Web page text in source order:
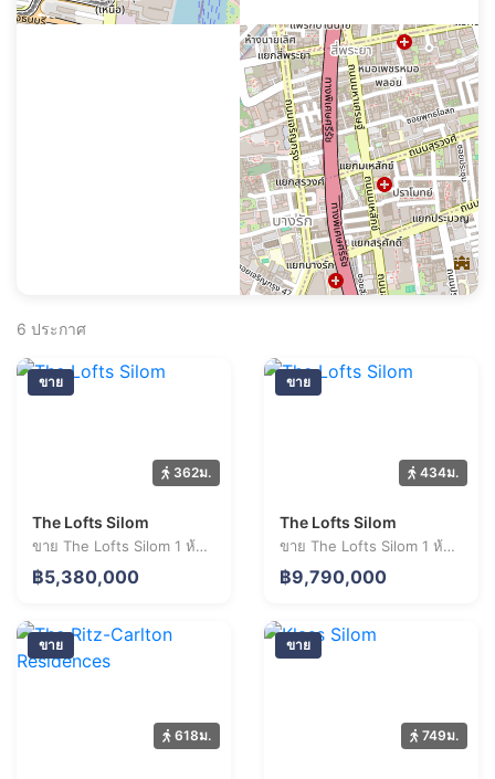
6 ประกาศ
ขาย
362ม.
The Lofts Silom
ขาย The Lofts Silom 1 ห้องนอน 34.9 ตร.ม. ราคา 5.38 ล้านบาท
฿5,380,000
ขาย
434ม.
The Lofts Silom
ขาย The Lofts Silom 1 ห้องนอน 31.1 ตร.ม. ราคา 9.79 ล้านบาท
฿9,790,000
ขาย
618ม.
ขาย
749ม.